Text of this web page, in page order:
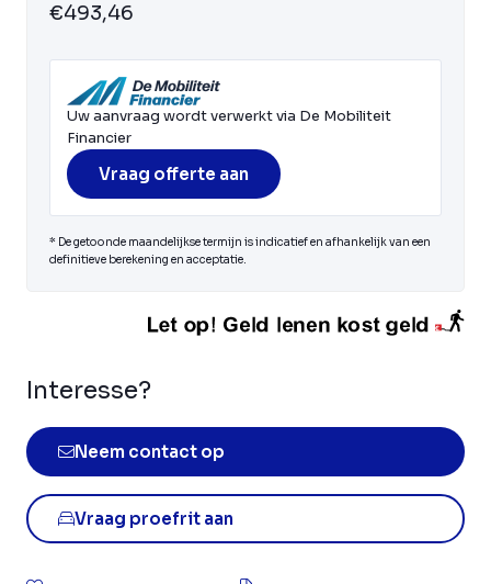
€493,46
Uw aanvraag wordt verwerkt via De Mobiliteit
Financier
Vraag offerte aan
* De getoonde maandelijkse termijn is indicatief en afhankelijk van een
definitieve berekening en acceptatie.
Interesse?
Neem contact op
Vraag proefrit aan